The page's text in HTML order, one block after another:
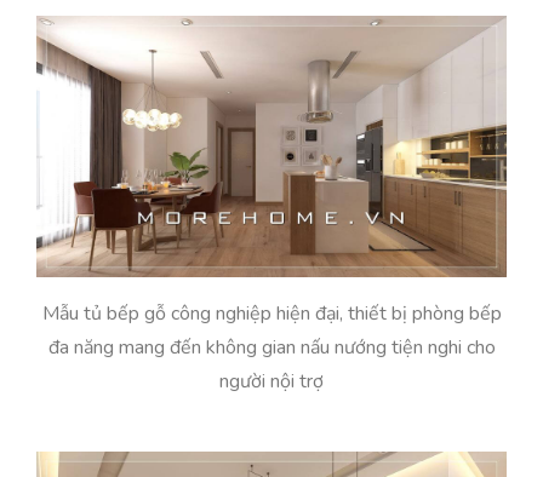
Mẫu tủ bếp gỗ công nghiệp hiện đại, thiết bị phòng bếp
đa năng mang đến không gian nấu nướng tiện nghi cho
người nội trợ